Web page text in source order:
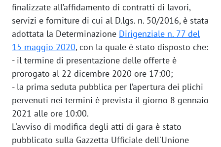
finalizzate all’affidamento di contratti di lavori,
servizi e forniture di cui al D.lgs. n. 50/2016, è stata
adottata la Determinazione Dirigenziale n. 77 del
15 maggio 2020, con la quale è stato disposto che:
- il termine di presentazione delle offerte è
prorogato al 22 dicembre 2020 ore 17:00;
- la prima seduta pubblica per l’apertura dei plichi
pervenuti nei termini è prevista il giorno 8 gennaio
2021 alle ore 10:00.
L'avviso di modifica degli atti di gara è stato
pubblicato sulla Gazzetta Ufficiale dell'Unione